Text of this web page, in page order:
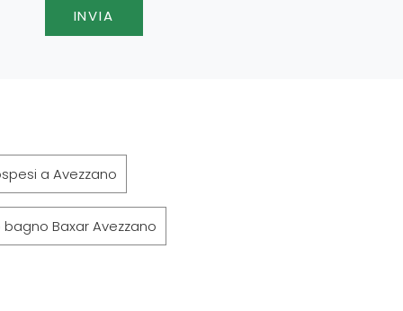
INVIA
a Avezzano
Baxar Avezzano